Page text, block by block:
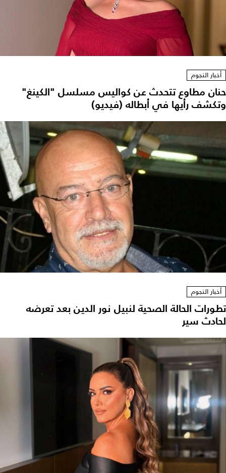
أخبار النجوم
حنان مطاوع تتحدث عن كواليس مسلسل "الكينغ"
وتكشف رأيها في أبطاله (فيديو)
أخبار النجوم
تطورات الحالة الصحية لنبيل نور الدين بعد تعرضه
لحادث سير